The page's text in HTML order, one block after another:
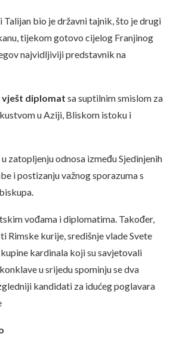
Talijan bio je državni tajnik, što je drugi
tijekom gotovo cijelog Franjinog
najvidljiviji predstavnik na
vješt diplomat sa suptilnim smislom za
u Aziji, Bliskom istoku i
zatopljenju odnosa između Sjedinjenih
i postizanju važnog sporazuma s
vođama i diplomatima. Također,
Rimske kurije, središnje vlade Svete
kardinala koji su savjetovali
u srijedu spominju se dva
kandidati za idućeg poglavara